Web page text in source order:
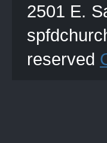
2501 E.
reserved